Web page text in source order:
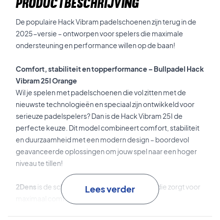
De populaire Hack Vibram padelschoenen zijn terug in de
2025-versie – ontworpen voor spelers die maximale
ondersteuning en performance willen op de baan!
Comfort, stabiliteit en topperformance – Bullpadel Hack
Vibram 25I Orange
Wil je spelen met padelschoenen die vol zitten met de
nieuwste technologieën en speciaal zijn ontwikkeld voor
serieuze padelspelers? Dan is de Hack Vibram 25I de
perfecte keuze. Dit model combineert comfort, stabiliteit
en duurzaamheid met een modern design – boordevol
geavanceerde oplossingen om jouw spel naar een hoger
niveau te tillen!
2Densis de schokabsorberende tussenzool die zorgt voor
maximaal comfort.
Lees verder